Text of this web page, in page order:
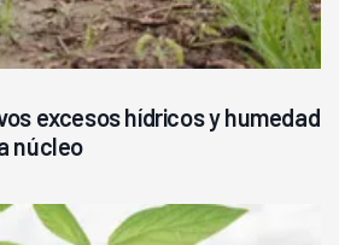
excesos hídricos y humedad
núcleo